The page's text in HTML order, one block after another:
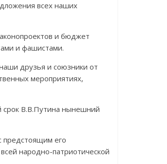
всех наших
и бюджет
и фашистами.
друзья и союзники от
мероприятиях,
срок В.В.Путина нынешний
предстоящим его
народно-патриотической